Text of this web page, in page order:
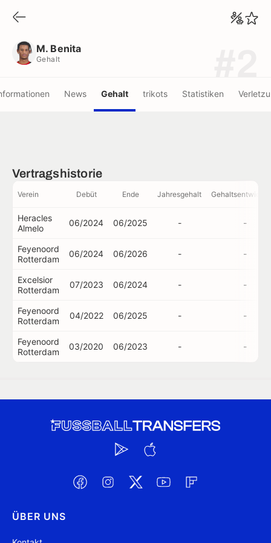
M. Benita
Gehalt
News Gehalt trikots Statistiken
Vertragshistorie
Verein Debüt Ende Jahresgehalt
Heracles
Almelo
06/2024 06/2025 - -
Feyenoord
Rotterdam
06/2024 06/2026 - -
Excelsior
Rotterdam
07/2023 06/2024 - -
Feyenoord
Rotterdam
04/2022 06/2025 - -
Feyenoord
Rotterdam
03/2020 06/2023 - -
ÜBER UNS